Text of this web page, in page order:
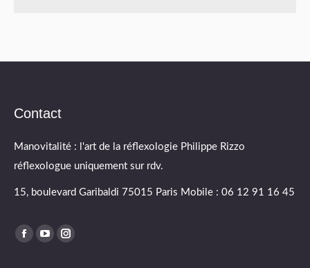
Contact
Manovitalité : l'art de la réflexologie Philippe Rizzo
réflexologue uniquement sur rdv.
15, boulevard Garibaldi 75015 Paris Mobile : 06 12 91 16 45
Find us on:
Facebook
YouTubeInstagram